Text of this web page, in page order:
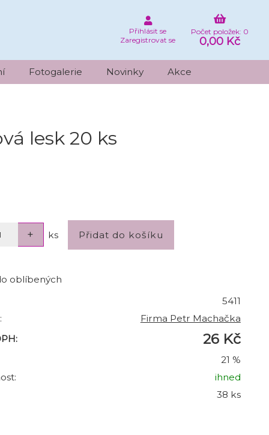
Počet položek: 0
0,00 Kč
Přihlásit se
Zaregistrovat se
Fotogalerie Novinky Akce
lesk 20 ks
ks
oblíbených
5411
Firma Petr Machačka
26 Kč
21 %
ihned
38 ks